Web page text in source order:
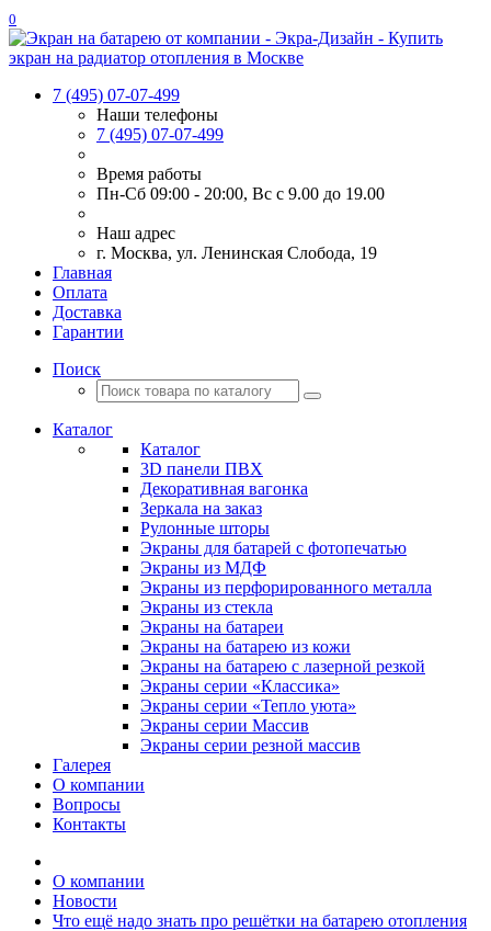
0
7 (495) 07-07-499
Наши телефоны
7 (495) 07-07-499
Время работы
Пн-Сб 09:00 - 20:00, Вс с 9.00 до 19.00
Наш адрес
г. Москва, ул. Ленинская Слобода, 19
Главная
Оплата
Доставка
Гарантии
Поиск
Каталог
Каталог
3D панели ПВХ
Декоративная вагонка
Зеркала на заказ
Рулонные шторы
Экраны для батарей с фотопечатью
Экраны из МДФ
Экраны из перфорированного металла
Экраны из стекла
Экраны на батареи
Экраны на батарею из кожи
Экраны на батарею с лазерной резкой
Экраны серии «Классика»
Экраны серии «Тепло уюта»
Экраны серии Массив
Экраны серии резной массив
Галерея
О компании
Вопросы
Контакты
О компании
Новости
Что ещё надо знать про решётки на батарею отопления